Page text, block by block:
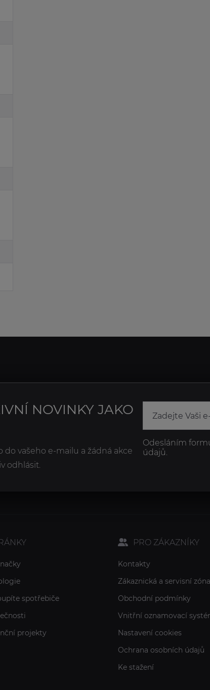
NOVINKY JAKO
vašeho e-mailu a žádná akce
odhlásit.
Odesláním
údajů.
spotřebiče
projekty
PRO ZÁKAZNÍKY
Kontakty
Zákaznická a servisní zóna
Obchodní podmínky
Vnitřní oznamovací
Nastavení cookies
Ochrana osobních údajů
Ke stažení